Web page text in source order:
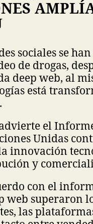
sociales se
de drogas,
deep web, al
está
el
Unidas
innovación
y
con el
web superaron
las